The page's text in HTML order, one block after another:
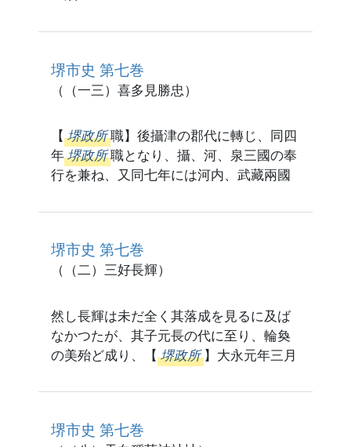
堺市史 第七巻
（（一三）喜多見勝忠）
【 堺政所 職】後攝津の郡代に轉じ、同四
年 堺政所 職となり、攝、河、泉三國の奉
行を兼ね、又同七年には河内、武藏兩國
堺市史 第七巻
（（二）三好長輝）
然し長輝は未だ全く其落成を見るに及ば
なかつたが、其子元長の代に至り、輪奐
の美殆ど成り、【 堺政所 】大永元年三月
堺市史 第七巻